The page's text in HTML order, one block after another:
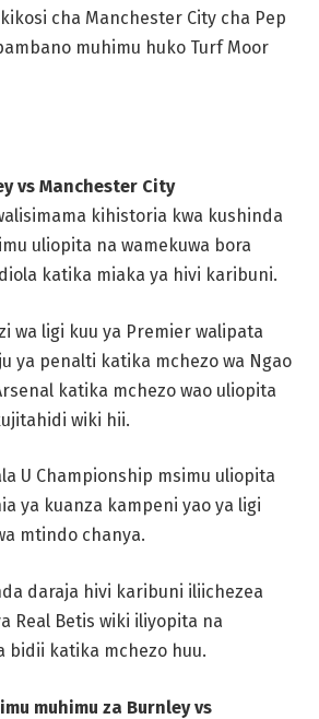
cha Manchester City cha Pep
muhimu huko Turf Moor
vs Manchester City
kihistoria kwa kushinda
uliopita na wamekuwa bora
katika miaka ya hivi karibuni.
wa ligi kuu ya Premier walipata
ya penalti katika mchezo wa Ngao
katika mchezo wao uliopita
wiki hii.
U Championship msimu uliopita
ya kuanza kampeni yao ya ligi
mtindo chanya.
daraja hivi karibuni iliichezea
Real Betis wiki iliyopita na
bidii katika mchezo huu.
muhimu za Burnley vs